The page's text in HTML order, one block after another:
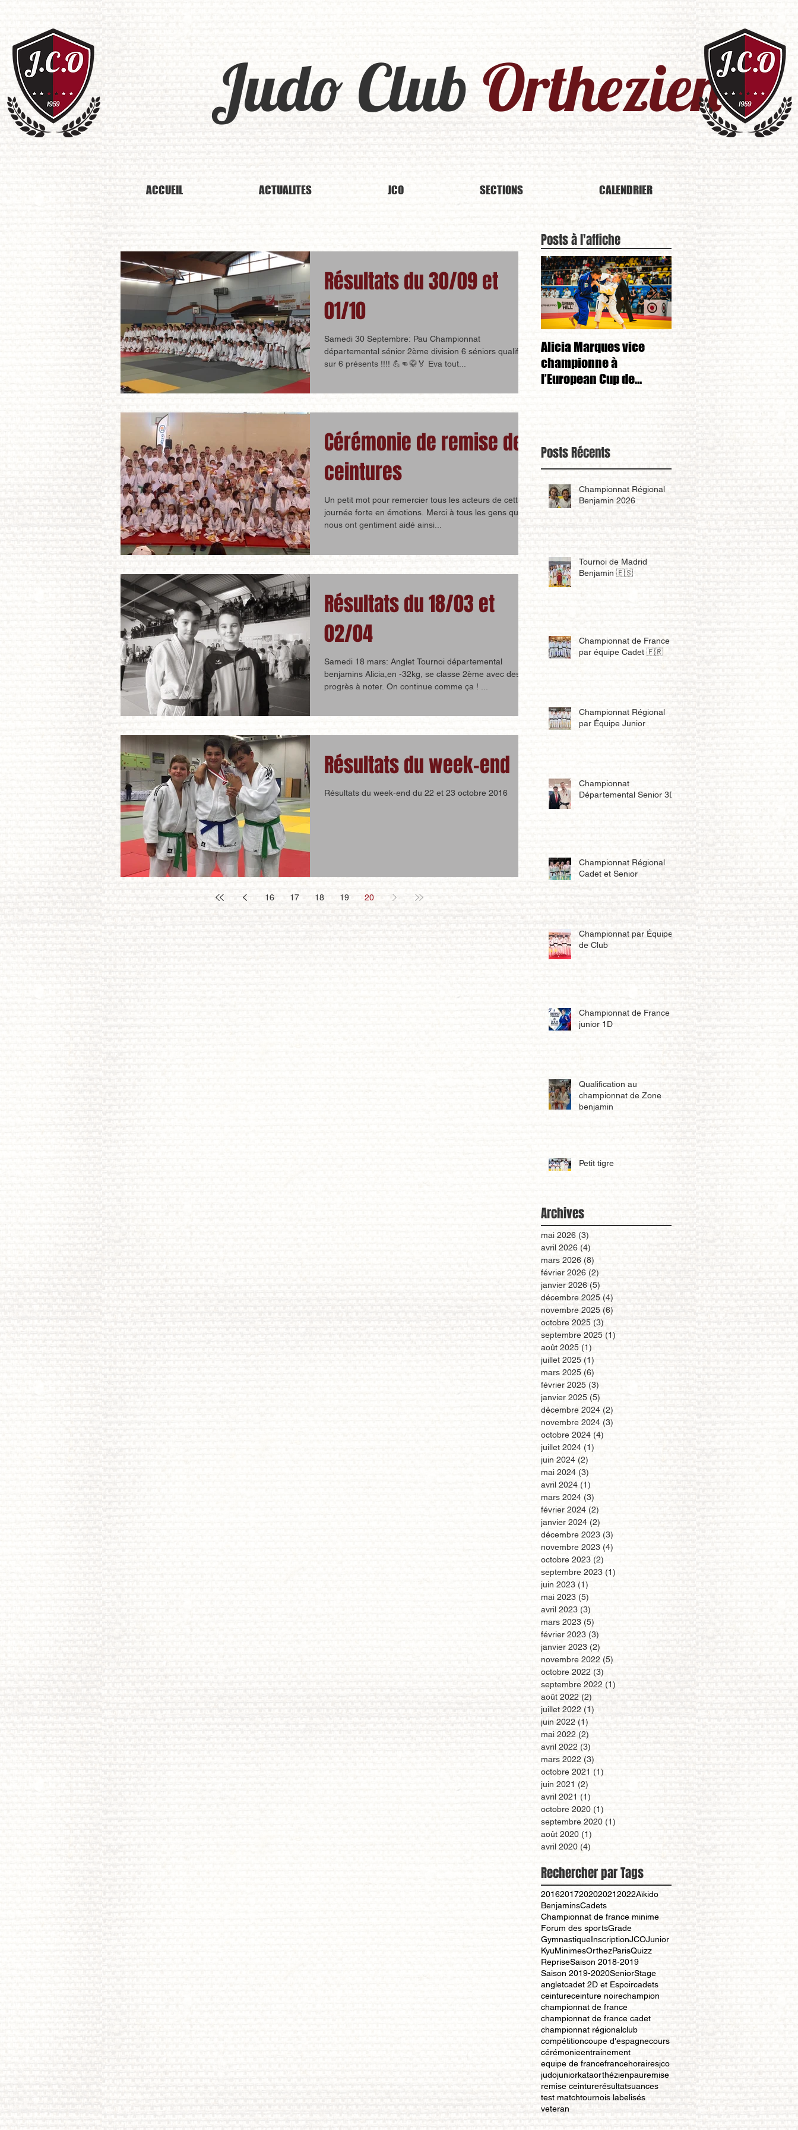
Judo Club Orthezien​
ACCUEIL ACTUALITES JCO SECTIONS CALENDRIER
Résultats du 30/09 et
01/10
Samedi 30 Septembre: Pau Championnat
départemental sénior 2ème division 6 séniors qualifiés
sur 6 présents !!!! 💪👊🥋🏅 Eva tout...
Cérémonie de remise des
ceintures
Un petit mot pour remercier tous les acteurs de cette
journée forte en émotions. Merci à tous les gens qui
nous ont gentiment aidé ainsi...
Résultats du 18/03 et
02/04
Samedi 18 mars: Anglet Tournoi départemental
benjamins Alicia,en -32kg, se classe 2ème avec des
progrès à noter. On continue comme ça ! ...
Résultats du week-end
Résultats du week-end du 22 et 23 octobre 2016
16 17 18 19 20
Posts à l'affiche
Alicia Marques vice
championne à
l’European Cup de
Posts Récents
Championnat Régional
Benjamin 2026
Tournoi de Madrid
Benjamin 🇪🇸
Championnat de France
par équipe Cadet 🇫🇷
Championnat Régional
par Équipe Junior
Championnat
Départemental Senior 3D
Championnat Régional
Cadet et Senior
Championnat par Équipe
de Club
Championnat de France
junior 1D
Qualification au
championnat de Zone
benjamin
Petit tigre
Archives
mai 2026 (3)
avril 2026 (4)
mars 2026 (8)
février 2026 (2)
janvier 2026 (5)
décembre 2025 (4)
novembre 2025 (6)
octobre 2025 (3)
septembre 2025 (1)
août 2025 (1)
juillet 2025 (1)
mars 2025 (6)
février 2025 (3)
janvier 2025 (5)
décembre 2024 (2)
novembre 2024 (3)
octobre 2024 (4)
juillet 2024 (1)
juin 2024 (2)
mai 2024 (3)
avril 2024 (1)
mars 2024 (3)
février 2024 (2)
janvier 2024 (2)
décembre 2023 (3)
novembre 2023 (4)
octobre 2023 (2)
septembre 2023 (1)
juin 2023 (1)
mai 2023 (5)
avril 2023 (3)
mars 2023 (5)
février 2023 (3)
janvier 2023 (2)
novembre 2022 (5)
octobre 2022 (3)
septembre 2022 (1)
août 2022 (2)
juillet 2022 (1)
juin 2022 (1)
mai 2022 (2)
avril 2022 (3)
mars 2022 (3)
octobre 2021 (1)
juin 2021 (2)
avril 2021 (1)
octobre 2020 (1)
septembre 2020 (1)
août 2020 (1)
avril 2020 (4)
Rechercher par Tags
20162017202020212022Aïkido
BenjaminsCadets
Championnat de france minime
Forum des sportsGrade
GymnastiqueInscriptionJCOJunior
KyuMinimesOrthezParisQuizz
RepriseSaison 2018-2019
Saison 2019-2020SeniorStage
angletcadet 2D et Espoircadets
ceintureceinture noirechampion
championnat de france
championnat de france cadet
championnat régionalclub
compétitioncoupe d'espagnecours
cérémonieentrainement
equipe de francefrancehorairesjco
judojuniorkataorthézienpauremise
remise ceinturerésultatsuances
test matchtournois labelisés
veteran